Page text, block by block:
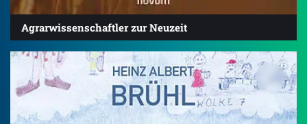
Agrarwissenschaftler zur Neuzeit